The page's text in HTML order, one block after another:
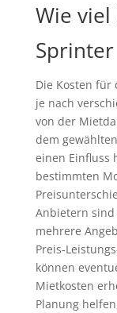
Wie
Die Kosten für
je nach
von der
dem
einen Einfluss
bestimmten
Anbietern
mehrere
Preis-
können
Mietkosten
Planung